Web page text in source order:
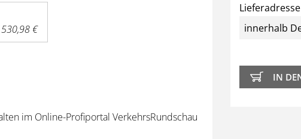
€
im Online-Profiportal VerkehrsRundschau
Lieferadresse